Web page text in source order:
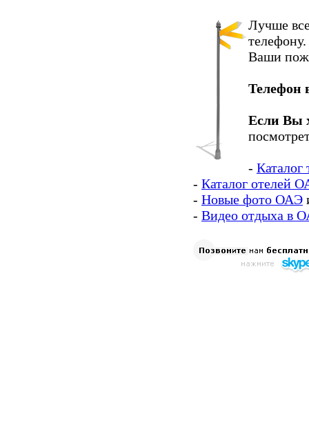
Лучше
Ваши
Телефон
Если Вы
-
- Каталог отелей
- Новые фото ОАЭ
- Видео отдыха в